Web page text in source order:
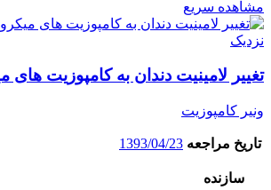
مشاهده سریع
نزدیک
تغییر لامینیت دندان به کامپوزیت های
ونیر کامپوزیت
تاریخ مراجعه 1393/04/23
سازنده